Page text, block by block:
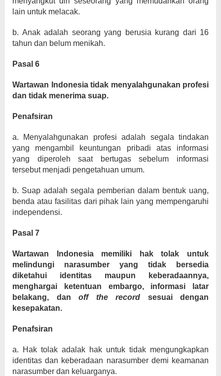
lain untuk melacak.
b. Anak adalah seorang yang berusia kurang dari 16
tahun dan belum menikah.
Pasal 6
Wartawan Indonesia tidak menyalahgunakan profesi
dan tidak menerima suap.
Penafsiran
a. Menyalahgunakan profesi adalah segala tindakan
yang mengambil keuntungan pribadi atas informasi
yang diperoleh saat bertugas sebelum informasi
tersebut menjadi pengetahuan umum.
b. Suap adalah segala pemberian dalam bentuk uang,
benda atau fasilitas dari pihak lain yang mempengaruhi
independensi.
Pasal 7
Wartawan Indonesia memiliki hak tolak untuk
melindungi narasumber yang tidak bersedia
diketahui identitas maupun keberadaannya,
menghargai ketentuan embargo, informasi latar
belakang, dan off the record sesuai dengan
kesepakatan.
Penafsiran
a. Hak tolak adalak hak untuk tidak mengungkapkan
identitas dan keberadaan narasumber demi keamanan
narasumber dan keluarganya.